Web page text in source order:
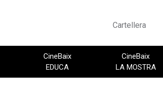
Cartellera
CineBaix
EDUCA
CineBaix
LA MOSTRA